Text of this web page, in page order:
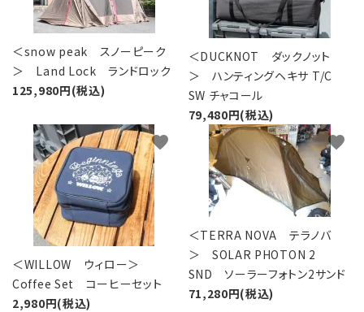
＜snow peak スノーピーク
＞ Land Lock ランドロック
125,980円(税込)
＜DUCKNOT ダックノット
＞ ハンティングヘキサ T/C
SW チャコール
79,480円(税込)
＜WILLOW ウィロー＞
Coffee Set コーヒーセット
2,980円(税込)
favorite
＜TERRA NOVA テラノバ
＞ SOLAR PHOTON 2
SND ソーラーフォトン2サンド
71,280円(税込)
favorite